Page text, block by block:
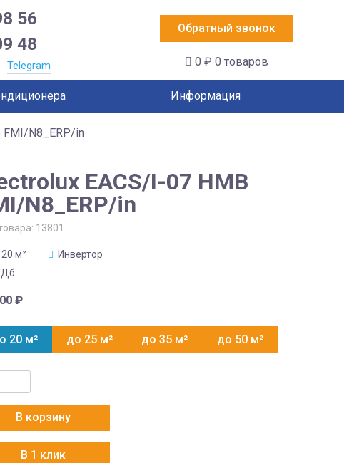
56
48
Telegram
Обратный звонок
0 ₽ 0 товаров
Информация
FMI/N8_ERP/in
EACS/I-07 HMB
N8_ERP/in
13801
м²
Инвертор
Дб
₽
20 м² до 25 м² до 35 м² до 50 м²
I-
В корзину
В 1 клик